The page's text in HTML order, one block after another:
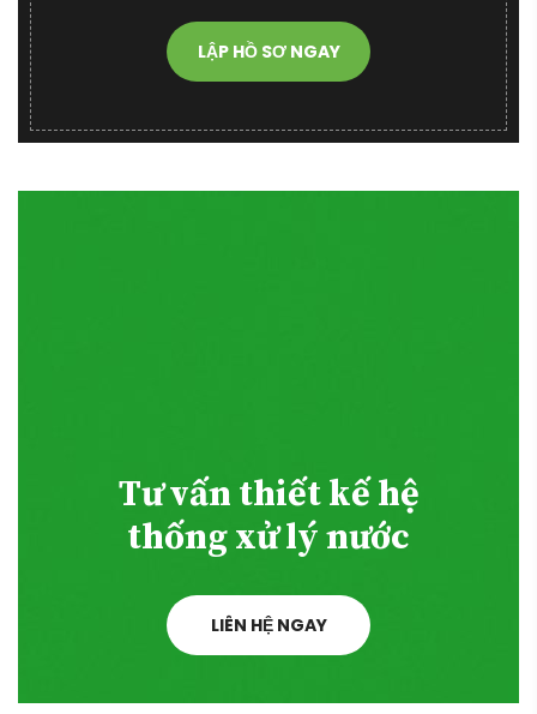
LẬP HỒ SƠ NGAY
Tẩy sơn kim loại